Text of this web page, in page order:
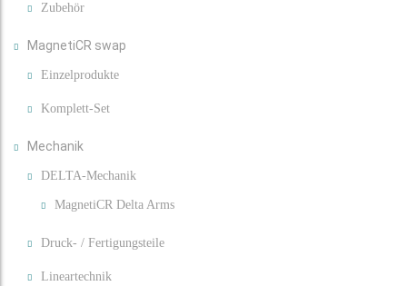
Zubehör
MagnetiCR swap
Einzelprodukte
Komplett-Set
Mechanik
DELTA-Mechanik
MagnetiCR Delta Arms
Druck- / Fertigungsteile
Lineartechnik